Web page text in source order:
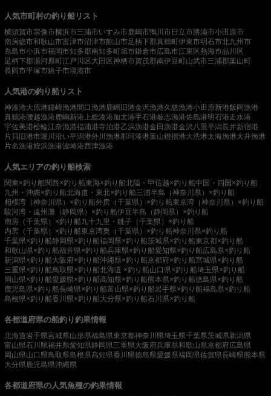
人気市町村の釣り船リスト
横須賀市宗像市横浜市三浦市いすみ市鹿嶋市鴨川市日立市勝浦市小田原市
南房総市和歌山市富津市沼津市館山市足柄下郡真鶴町伊東市明石市北九州市
糸島市小浜市福岡市知多郡南知多町旭市鎌倉市広島市江東区熱海市品川区
足柄下郡湯河原町江戸川区大田区神栖市賀茂郡南伊豆町山武市三浦郡葉山町
長岡市平塚市銚子市境港市
人気港の釣り船リスト
神湊港大原港鐘崎漁港間口漁港 鹿嶋旧港金沢漁港久慈漁港小田原新港飯岡漁港
真鶴港腰越漁港 鹿嶋新港 上総湊港加太港手石港岐志漁港佐島港明石港走水港
宇佐美港松輪江奈漁港福浦港寺泊港乙浜漁港金田漁港金沢八景平潟長井新宿港
片貝旧港市堀川沿い平潟港外川漁港那珂湊港葉山鐙摺港大洗港太海漁港大井漁港
片名漁港姪浜漁港波崎港西津漁港
人気エリアの釣り船検索
関東×釣り船関西×釣り船東海×釣り船北陸・甲信越×釣り船中国・四国×釣り船
九州・沖縄×釣り船北海道・東北×釣り船三浦半島（神奈川県）×釣り船
相模湾（神奈川県）×釣り船外房（千葉県）×釣り船東京湾（神奈川県）×釣り船
駿河湾・遠州灘（静岡県）×釣り船伊豆半島（静岡県）×釣り船
南房（千葉県）×釣り船九十九里・銚子（千葉県）×釣り船
内房（千葉県）×釣り船東京湾奥（千葉県）×釣り船神奈川県×釣り船
千葉県×釣り船静岡県×釣り船福岡県×釣り船茨城県×釣り船東京都×釣り船
和歌山県×釣り船福井県×釣り船兵庫県×釣り船愛知県×釣り船広島県×釣り船
新潟県×釣り船大阪府×釣り船沖縄県×釣り船京都府×釣り船宮城県×釣り船
三重県×釣り船鳥取県×釣り船北海道 ×釣り船山口県×釣り船埼玉県×釣り船
岡山県×釣り船愛媛県×釣り船高知県×釣り船熊本県×釣り船徳島県×釣り船
鹿児島県×釣り船長崎県×釣り船富山県×釣り船岩手県×釣り船福島県×釣り船
島根県×釣り船香川県×釣り船大分県×釣り船石川県×釣り船
各都道府県の船釣り釣果情報
北海道岩手県宮城県山形県福島県東京都神奈川県埼玉県千葉県茨城県新潟県
富山県石川県福井県愛知県静岡県三重県大阪府兵庫県和歌山県京都府広島県
岡山県山口県鳥取県島根県高知県香川県徳島県愛媛県福岡県佐賀県長崎県熊本県
大分県 鹿児島県沖縄県
各都道府県の人気魚種の釣果情報